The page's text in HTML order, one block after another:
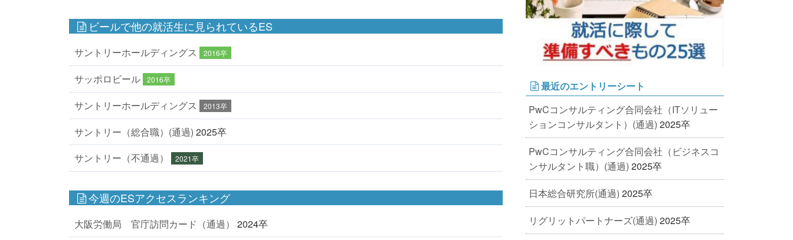
ビールで他の就活生に見られているES
サントリーホールディングス 2016卒
サッポロビール 2016卒
サントリーホールディングス 2013卒
サントリー（総合職）(通過) 2025卒
サントリー（不通過）
2021卒
今週のESアクセスランキング
大阪労働局 官庁訪問カード（通過）
2024卒
最近のエントリーシート
PwCコンサルティング合同会社（ITソリュー
ションコンサルタント）(通過) 2025卒
PwCコンサルティング合同会社（ビジネスコ
ンサルタント職）(通過) 2025卒
日本総合研究所(通過) 2025卒
リグリットパートナーズ(通過) 2025卒